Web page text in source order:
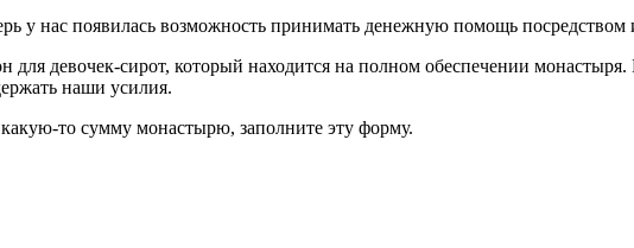
у нас появилась возможность принимать денежную помощь посредством
для девочек-сирот, который находится на полном обеспечении
наши усилия.
то сумму монастырю, заполните эту форму.